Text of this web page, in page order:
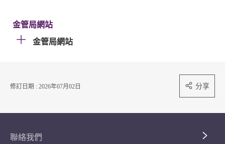
金管局網站
金管局網站
修訂日期 : 2026年07月02日 分享
聯絡我們